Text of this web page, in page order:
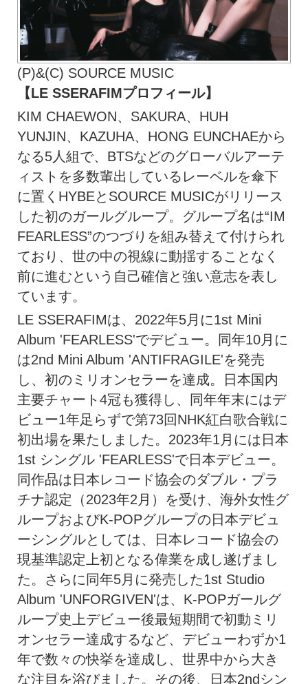
(P)&(C) SOURCE MUSIC
【LE SSERAFIMプロフィール】
KIM CHAEWON、SAKURA、HUH
YUNJIN、KAZUHA、HONG EUNCHAEから
なる5人組で、BTSなどのグローバルアーテ
ィストを多数輩出しているレーベルを傘下
に置くHYBEとSOURCE MUSICがリリース
した初のガールグループ。グループ名は“IM
FEARLESS”のつづりを組み替えて付けられ
ており、世の中の視線に動揺することなく
前に進むという自己確信と強い意志を表し
ています。
LE SSERAFIMは、2022年5月に1st Mini
Album 'FEARLESS'でデビュー。同年10月に
は2nd Mini Album 'ANTIFRAGILE'を発売
し、初のミリオンセラーを達成。日本国内
主要チャート4冠も獲得し、同年年末にはデ
ビュー1年足らずで第73回NHK紅白歌合戦に
初出場を果たしました。2023年1月には日本
1st シングル 'FEARLESS'で日本デビュー。
同作品は日本レコード協会のダブル・プラ
チナ認定（2023年2月）を受け、海外女性グ
ループおよびK-POPグループの日本デビュ
ーシングルとしては、日本レコード協会の
現基準認定上初となる偉業を成し遂げまし
た。さらに同年5月に発売した1st Studio
Album 'UNFORGIVEN'は、K-POPガールグ
ループ史上デビュー後最短期間で初動ミリ
オンセラー達成するなど、デビューわずか1
年で数々の快挙を達成し、世界中から大き
な注目を浴びました。その後、日本2ndシン